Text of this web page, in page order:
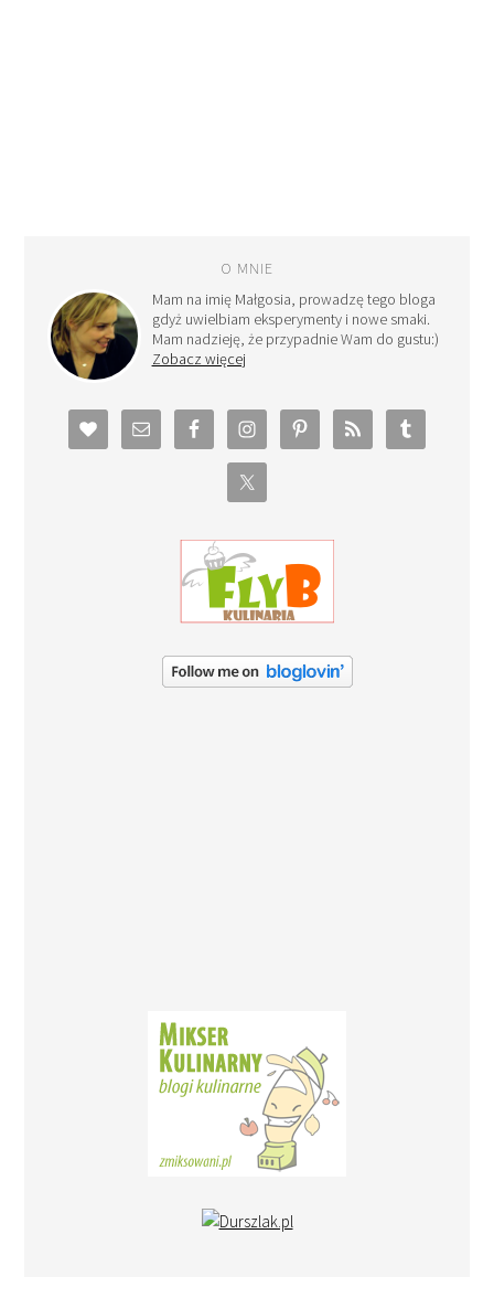
O MNIE
Mam na imię Małgosia, prowadzę tego bloga
gdyż uwielbiam eksperymenty i nowe smaki.
Mam nadzieję, że przypadnie Wam do gustu:)
Zobacz więcej